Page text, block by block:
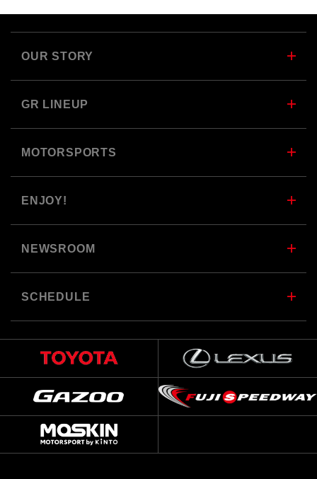
OUR STORY
GR LINEUP
MOTORSPORTS
ENJOY!
NEWSROOM
SCHEDULE